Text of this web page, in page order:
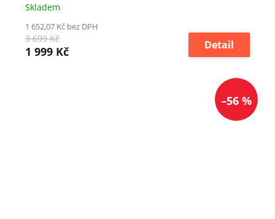
Skladem
1 652,07 Kč bez DPH
3 699 Kč
1 999 Kč Detail
–56 %